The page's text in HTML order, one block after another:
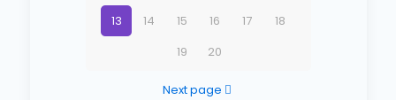
13
14 15 16 17
18
19
20
Next page